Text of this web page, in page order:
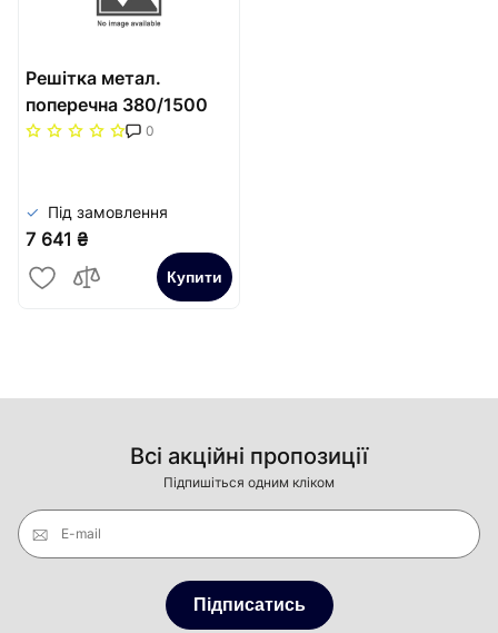
Решітка метал.
поперечна 380/1500
Carrera Сатин0
Під замовлення
7 641 ₴
Купити
Всі акційні пропозиції
Підпишіться одним кліком
E-mail
Підписатись